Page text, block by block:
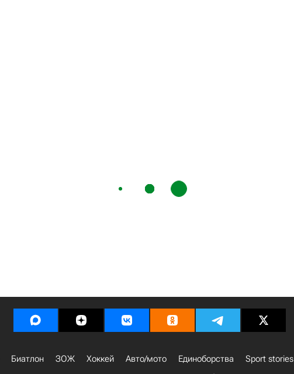
Биатлон ЗОЖ Хоккей Авто/мото Единоборства Sport stories